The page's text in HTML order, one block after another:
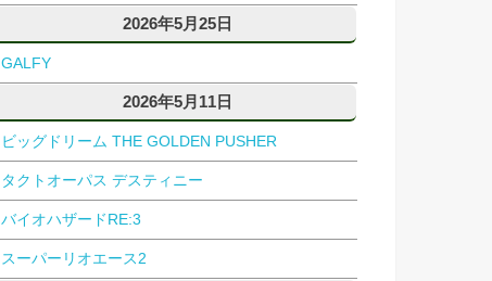
2026年5月25日
GALFY
2026年5月11日
ビッグドリーム THE GOLDEN PUSHER
タクトオーパス デスティニー
バイオハザードRE:3
スーパーリオエース2